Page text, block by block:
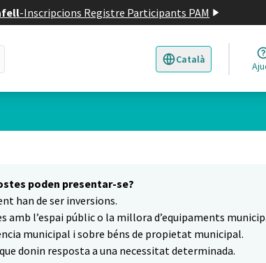
-Inscripcions Registre Participants PAM
Català
Triar la llengua Elegir
poden presentar-se?
han de ser inversions.
amb l’espai públic o la millora d’equipaments
municipal i sobre béns de propietat municipal.
donin resposta a una necessitat determinada.